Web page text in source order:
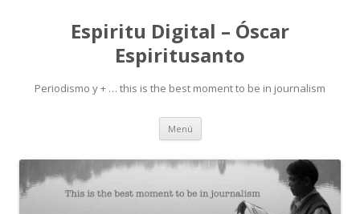
Espiritu Digital – Óscar
Espiritusanto
Periodismo y + … this is the best moment to be in journalism
Menú Ir
contenido